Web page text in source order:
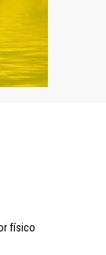
físico